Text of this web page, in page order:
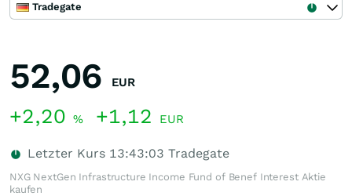
Tradegate
52,06 EUR
+2,20 % +1,12 EUR
Letzter Kurs 13:43:03 Tradegate
NXG NextGen Infrastructure Income Fund of Benef Interest Aktie
kaufen